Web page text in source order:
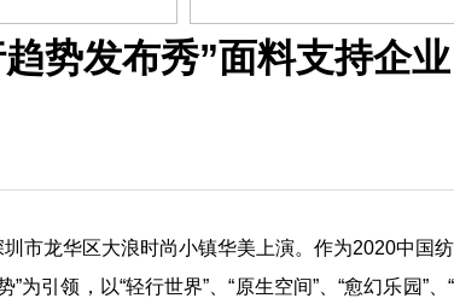
势发布秀”面料支持企业
市龙华区大浪时尚小镇华美上演。作为2020中国
引领，以“轻行世界”、“原生空间”、“愈幻乐园”、